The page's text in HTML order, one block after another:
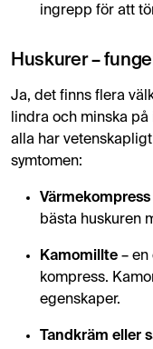
ingrepp för att
Huskurer –
Ja, det finns flera
lindra och minska
alla har
symtomen:
Värmekompress
bästa huskuren
Kamomillte – en
kompress.
egenskaper.
Tandkräm eller